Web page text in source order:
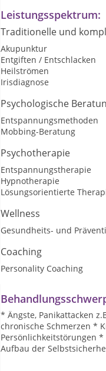
Leistungsspektrum:
Traditionelle und
Akupunktur
Entgiften / Entschlacken
Heilströmen
Irisdiagnose
Psychologische
Entspannungsmethoden
Mobbing-Beratung
Psychotherapie
Entspannungstherapie
Hypnotherapie
Lösungsorientierte
Wellness
Gesundheits- und
Coaching
Personality Coaching
* Ängste, Panikattacken
chronische Schmerzen *
Persönlichkeitstörungen
Aufbau der